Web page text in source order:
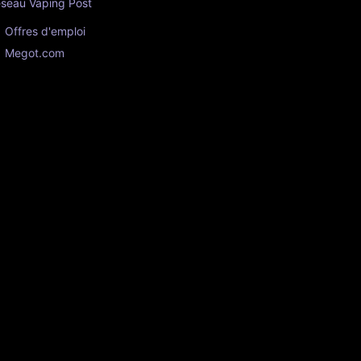
Vaping Post
Offres d'emploi
Megot.com